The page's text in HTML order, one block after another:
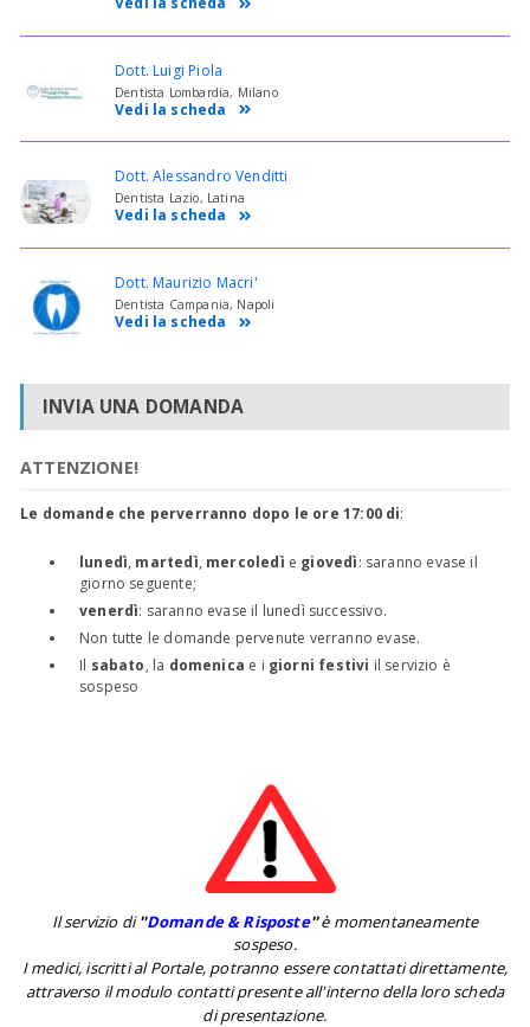
Dott. Luigi Piola
Dentista Lombardia, Milano
Vedi la scheda
Dott. Alessandro Venditti
Dentista Lazio, Latina
Vedi la scheda
Dott. Maurizio Macri'
Dentista Campania, Napoli
Vedi la scheda
INVIA UNA DOMANDA
ATTENZIONE!
Le domande che perverranno dopo le ore 17:00 di:
lunedì, martedì, mercoledì e giovedì: saranno evase il
giorno seguente;
venerdì: saranno evase il lunedì successivo.
Non tutte le domande pervenute verranno evase.
Il sabato, la domenica e i giorni festivi il servizio è
sospeso
Il servizio di''Domande & Risposte''è momentaneamente
sospeso.
I medici, iscritti al Portale, potranno essere contattati direttamente,
attraverso il modulo contatti presente all'interno della loro scheda
di presentazione.